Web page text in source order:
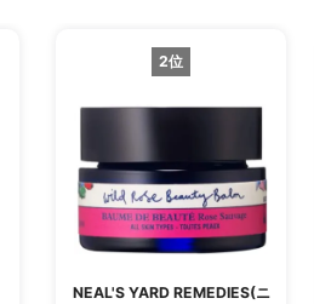
2位
NEAL'S YARD REMEDIES(ニ